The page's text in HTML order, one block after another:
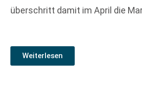
überschritt damit im April die
Weiterlesen